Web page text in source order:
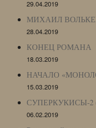
29.04.2019
МИХАИЛ
28.04.2019
КОНЕЦ РОМАНА
18.03.2019
НАЧАЛО
15.03.2019
СУПЕРКУКИСЫ-2
06.02.2019